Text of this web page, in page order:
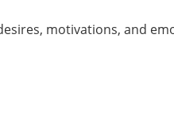
motivations, and